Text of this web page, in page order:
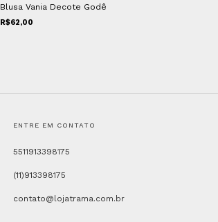
Blusa Vania Decote Godê
R$62,00
ENTRE EM CONTATO
5511913398175
(11)913398175
contato@lojatrama.com.br